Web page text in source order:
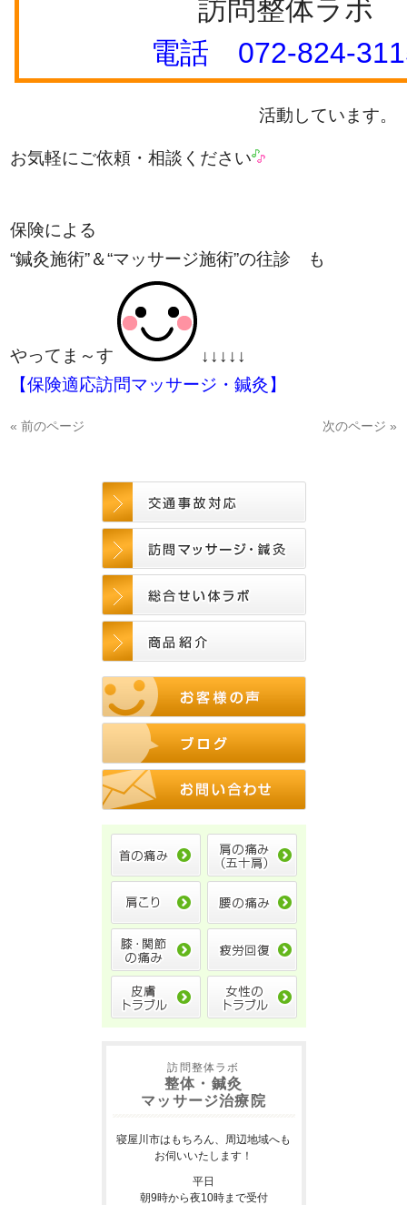
訪問整体ラボ
電話 072-824-
活動しています。
お気軽にご依頼・相談ください
保険による
“鍼灸施術”＆“マッサージ施術”の往診 も
やってま～す​​​​​​​​​​​​​​​​​​​​​
↓↓↓↓↓
【保険適応訪問マッサージ・鍼灸】
« 前のページ 次のページ »
訪問整体ラボ
整体・鍼灸
マッサージ治療院
寝屋川市はもちろん、周辺地域へも
お伺いいたします！
平日
朝9時から夜10時まで受付